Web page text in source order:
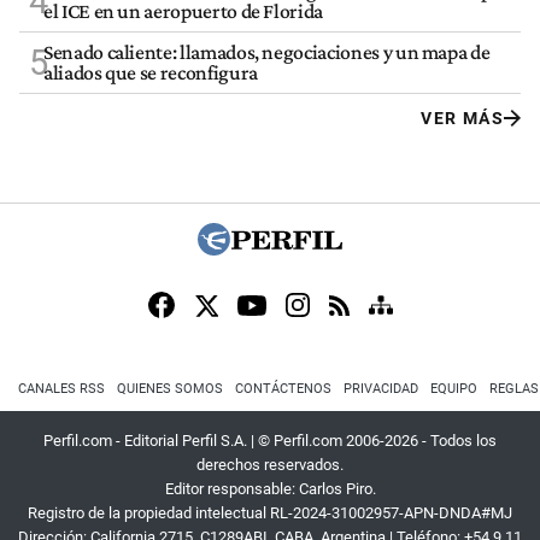
el ICE en un aeropuerto de Florida
5Senado caliente: llamados, negociaciones y un mapa de
aliados que se reconfigura
VER MÁS
CANALES RSS QUIENES SOMOS CONTÁCTENOS PRIVACIDAD EQUIPO
Perfil.com - Editorial Perfil S.A. | © Perfil.com 2006-2026 - Todos los
derechos reservados.
Editor responsable: Carlos Piro.
Registro de la propiedad intelectual RL-2024-31002957-APN-DNDA#MJ